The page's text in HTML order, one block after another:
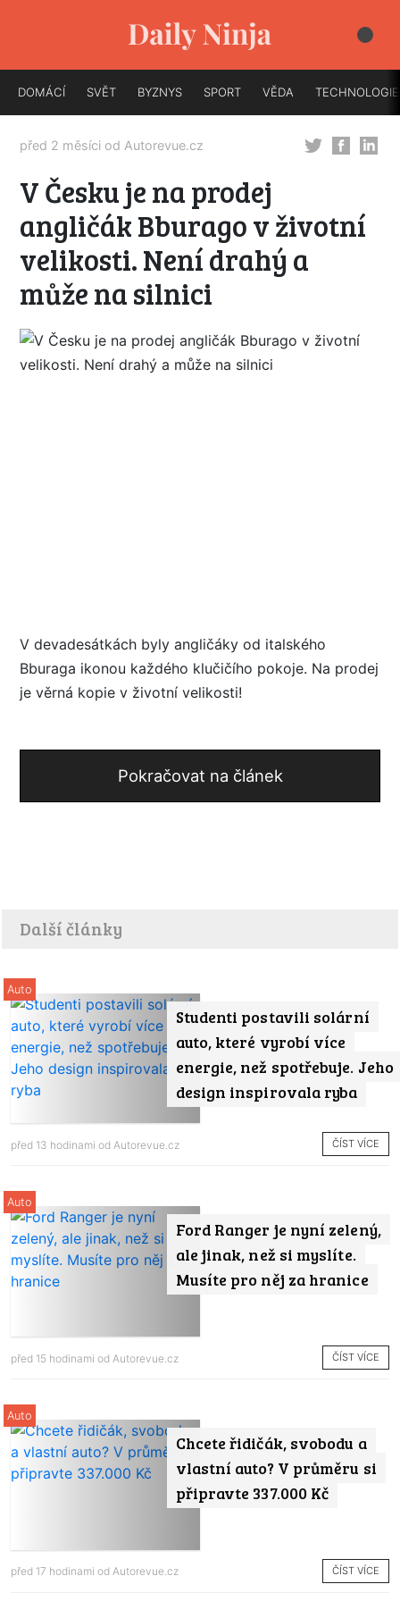
DOMÁCÍ SVĚT BYZNYS SPORT VĚDA TECHNOLOGIE
před 2 měsíci od Autorevue.cz
V Česku je na prodej
angličák Bburago v životní
velikosti. Není drahý a
může na silnici
V devadesátkách byly angličáky od italského
Bburaga ikonou každého klučičího pokoje. Na prodej
je věrná kopie v životní velikosti!
Pokračovat na článek
Další články
Studenti postavili solární
auto, které vyrobí více
energie, než spotřebuje. Jeho
design inspirovala ryba
Auto
před 13 hodinami od Autorevue.cz ČÍST VÍCE
Ford Ranger je nyní zelený,
ale jinak, než si myslíte.
Musíte pro něj za hranice
Auto
před 15 hodinami od Autorevue.cz ČÍST VÍCE
Chcete řidičák, svobodu a
vlastní auto? V průměru si
připravte 337.000 Kč
Auto
před 17 hodinami od Autorevue.cz ČÍST VÍCE